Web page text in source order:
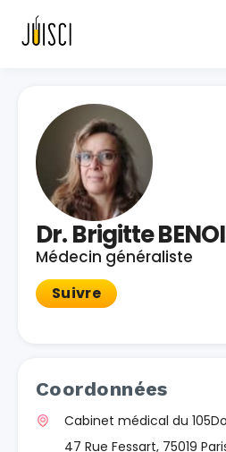
Dr. Brigitte
Médecin généraliste
Suivre
Coordonnées
Cabinet médical du
47 Rue Fessart, 75019